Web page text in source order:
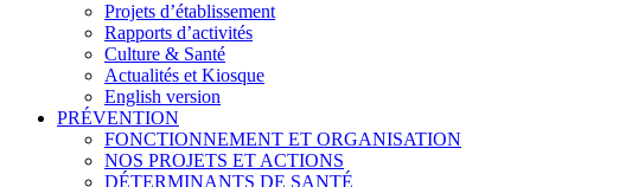
Projets d’établissement
Rapports d’activités
Culture & Santé
Actualités et Kiosque
English version
PRÉVENTION
FONCTIONNEMENT ET ORGANISATION
NOS PROJETS ET ACTIONS
DÉTERMINANTS DE SANTÉ